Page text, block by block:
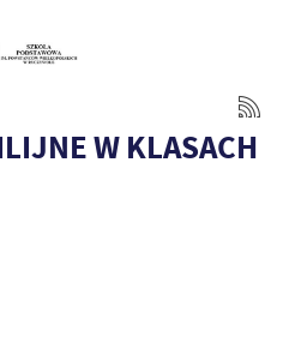
W KLASACH